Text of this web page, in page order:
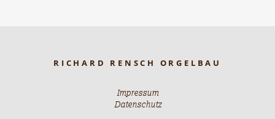
RICHARD RENSCH ORGELBAU
Impressum
Datenschutz